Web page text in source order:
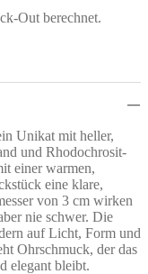
Out berechnet.
Unikat mit heller,
und Rhodochrosit-
einer warmen,
eine klare,
von 3 cm wirken
nie schwer. Die
auf Licht, Form und
Ohrschmuck, der das
elegant bleibt.